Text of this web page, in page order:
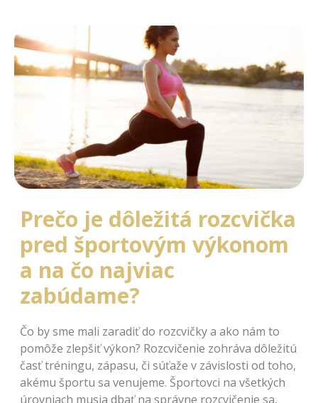
Prečo je dôležitá rozcvička
pred športovým výkonom
a na čo najviac
zabúdame?
Čo by sme mali zaradiť do rozcvičky a ako nám to
pomôže zlepšiť výkon? Rozcvičenie zohráva dôležitú
časť tréningu, zápasu, či súťaže v závislosti od toho,
akému športu sa venujeme. Športovci na všetkých
úrovniach musia dbať na správne rozcvičenie sa,